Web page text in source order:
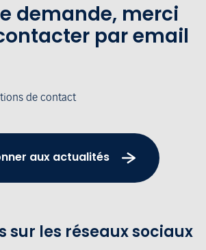
demande, merci
par email
de contact
aux actualités
sur les réseaux sociaux